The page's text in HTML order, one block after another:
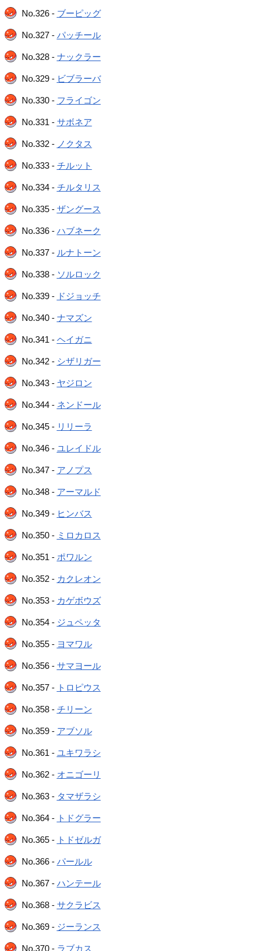
No.326 - ブーピッグ
No.327 - パッチール
No.328 - ナックラー
No.329 - ビブラーバ
No.330 - フライゴン
No.331 - サボネア
No.332 - ノクタス
No.333 - チルット
No.334 - チルタリス
No.335 - ザングース
No.336 - ハブネーク
No.337 - ルナトーン
No.338 - ソルロック
No.339 - ドジョッチ
No.340 - ナマズン
No.341 - ヘイガニ
No.342 - シザリガー
No.343 - ヤジロン
No.344 - ネンドール
No.345 - リリーラ
No.346 - ユレイドル
No.347 - アノプス
No.348 - アーマルド
No.349 - ヒンバス
No.350 - ミロカロス
No.351 - ポワルン
No.352 - カクレオン
No.353 - カゲボウズ
No.354 - ジュペッタ
No.355 - ヨマワル
No.356 - サマヨール
No.357 - トロピウス
No.358 - チリーン
No.359 - アブソル
No.361 - ユキワラシ
No.362 - オニゴーリ
No.363 - タマザラシ
No.364 - トドグラー
No.365 - トドゼルガ
No.366 - パールル
No.367 - ハンテール
No.368 - サクラビス
No.369 - ジーランス
No.370 - ラブカス